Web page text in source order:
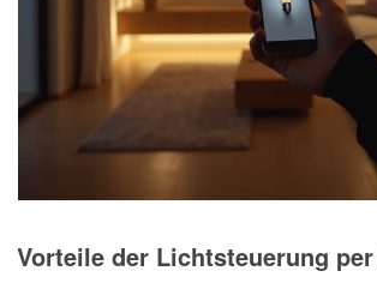
Vorteile der Lichtsteuerung